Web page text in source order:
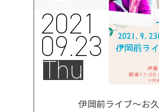
2021
09.23
Thu
伊岡前ライブ～お